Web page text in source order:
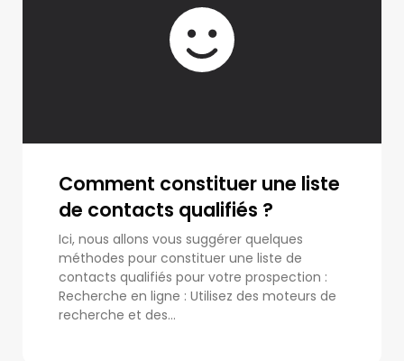
Comment constituer une liste
de contacts qualifiés ?
Ici, nous allons vous suggérer quelques
méthodes pour constituer une liste de
contacts qualifiés pour votre prospection :
Recherche en ligne : Utilisez des moteurs de
recherche et des...